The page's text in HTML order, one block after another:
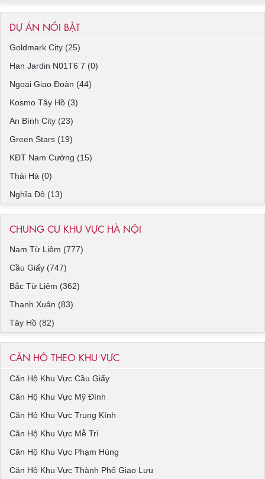
DỰ ÁN NỔI BẬT
Goldmark City (25)
Han Jardin N01T6 7 (0)
Ngoại Giao Đoàn (44)
Kosmo Tây Hồ (3)
An Bình City (23)
Green Stars (19)
KĐT Nam Cường (15)
Thái Hà (0)
Nghĩa Đô (13)
CHUNG CƯ KHU VỰC HÀ NỘI
Nam Từ Liêm (777)
Cầu Giấy (747)
Bắc Từ Liêm (362)
Thanh Xuân (83)
Tây Hồ (82)
CĂN HỘ THEO KHU VỰC
Căn Hộ Khu Vực Cầu Giấy
Căn Hộ Khu Vực Mỹ Đình
Căn Hộ Khu Vực Trung Kính
Căn Hộ Khu Vực Mễ Trì
Căn Hộ Khu Vực Phạm Hùng
Căn Hộ Khu Vực Thành Phố Giao Lưu